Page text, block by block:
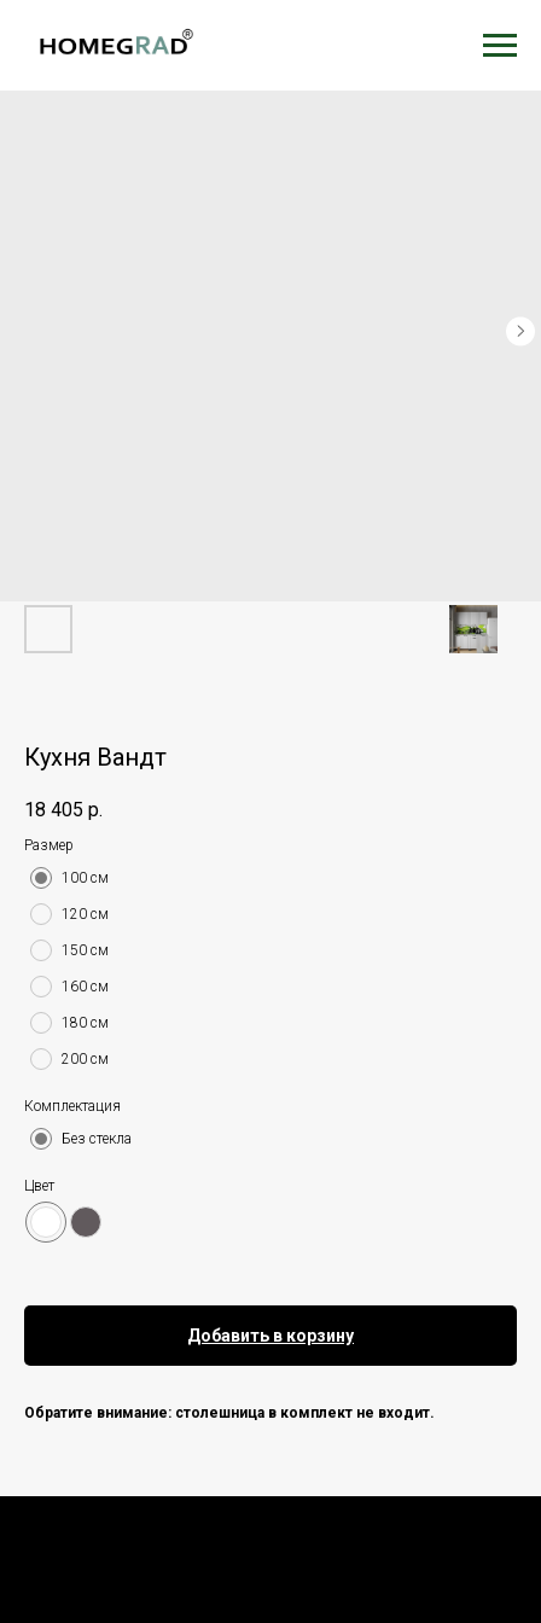
Кухня Вандт
18 405 р.
Размер
100 см
120 см
150 см
160 см
180 см
200 см
Комплектация
Без стекла
Цвет
Добавить в корзину
Обратите внимание: столешница в комплект не входит.